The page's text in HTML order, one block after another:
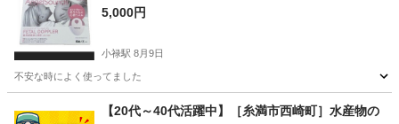
5,000円
小禄駅 8月9日
不安な時によく使ってました
小禄駅 ベビー用品
【20代～40代活躍中】［糸満市西崎町］水産物の